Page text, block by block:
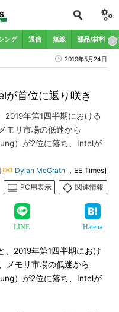
ング 通信 無線 部品/材料
2019年5月24日
が首位に返り咲き
年第1四半期における
モリ市場の低迷から
）が2位に落ち、Intelが
[ Dylan McGrath ，EE Times]
PC用表示
関連情報
LINE Hatena
2019年第1四半期におけ
メモリ市場の低迷から
）が2位に落ち、Intelが